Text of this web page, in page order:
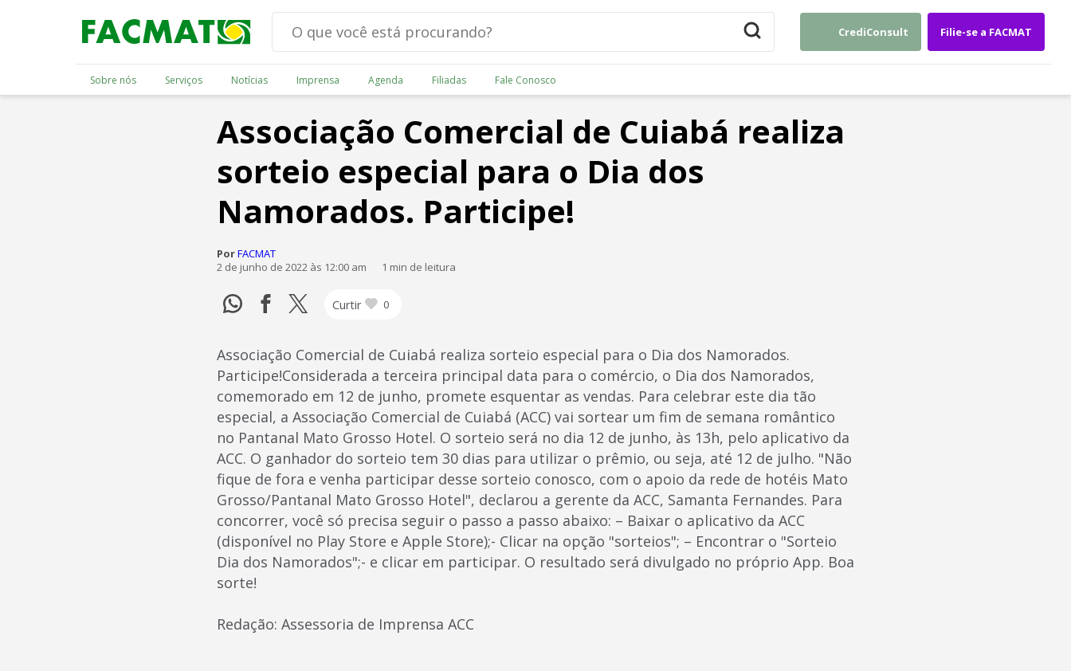
CrediConsult Filie-se a FACMAT
Sobre nós Serviços Notícias Imprensa Agenda Filiadas Fale Conosco
Associação Comercial de Cuiabá realiza
sorteio especial para o Dia dos
Namorados. Participe!
PorFACMAT
2 de junho de 2022 às 12:00 am
1 min de leitura
Curtir 0
Associação Comercial de Cuiabá realiza sorteio especial para o Dia dos Namorados.
Participe!Considerada a terceira principal data para o comércio, o Dia dos Namorados,
comemorado em 12 de junho, promete esquentar as vendas. Para celebrar este dia tão
especial, a Associação Comercial de Cuiabá (ACC) vai sortear um fim de semana romântico
no Pantanal Mato Grosso Hotel. O sorteio será no dia 12 de junho, às 13h, pelo aplicativo da
ACC. O ganhador do sorteio tem 30 dias para utilizar o prêmio, ou seja, até 12 de julho. "Não
fique de fora e venha participar desse sorteio conosco, com o apoio da rede de hotéis Mato
Grosso/Pantanal Mato Grosso Hotel", declarou a gerente da ACC, Samanta Fernandes. Para
concorrer, você só precisa seguir o passo a passo abaixo: – Baixar o aplicativo da ACC
(disponível no Play Store e Apple Store);- Clicar na opção "sorteios"; – Encontrar o "Sorteio
Dia dos Namorados";- e clicar em participar. O resultado será divulgado no próprio App. Boa
sorte!
Redação: Assessoria de Imprensa ACC